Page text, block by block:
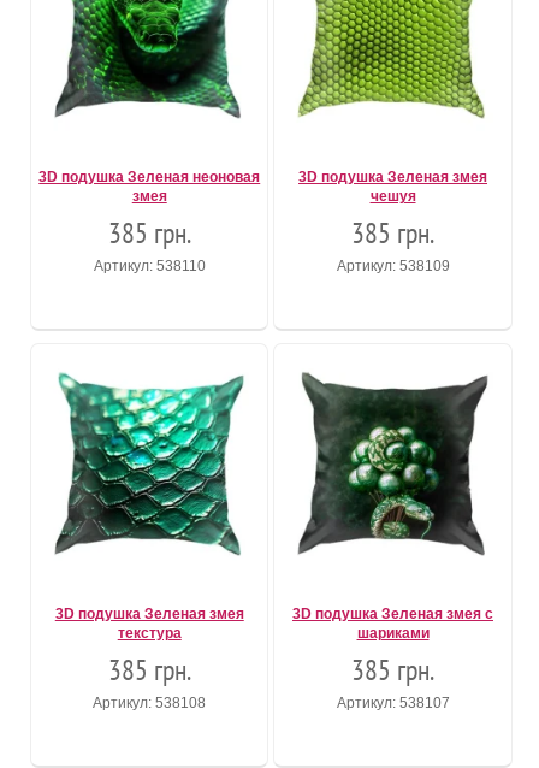
3D подушка Зеленая неоновая
змея
385 грн.
Артикул: 538110
3D подушка Зеленая змея
чешуя
385 грн.
Артикул: 538109
3D подушка Зеленая змея
текстура
385 грн.
Артикул: 538108
3D подушка Зеленая змея с
шариками
385 грн.
Артикул: 538107